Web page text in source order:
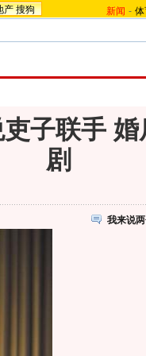
产 搜狗 新闻 -
子联手
剧
我来说